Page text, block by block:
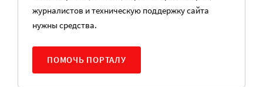
журналистов и техническую поддержку сайта
нужны средства.
ПОМОЧЬ ПОРТАЛУ